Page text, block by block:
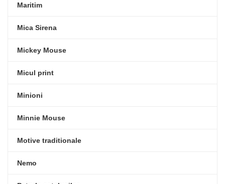
Maritim
Mica Sirena
Mickey Mouse
Micul print
Minioni
Minnie Mouse
Motive traditionale
Nemo